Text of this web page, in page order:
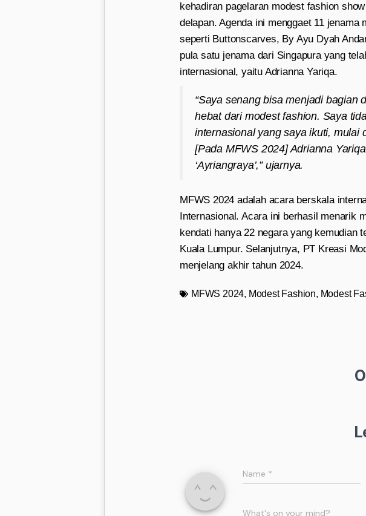
kehadiran pagelaran modest fashion
delapan. Agenda ini menggaet 11
seperti Buttonscarves, By Ayu Dyah
pula satu jenama dari Singapura yang
internasional, yaitu Adrianna Yariqa.
“Saya senang bisa menjadi bagian
hebat dari modest fashion. Saya
internasional yang saya ikuti, mulai
[Pada MFWS 2024] Adrianna
‘Ayriangraya’,” ujarnya.
MFWS 2024 adalah acara berskala
Internasional. Acara ini berhasil menarik
kendati hanya 22 negara yang kemudian
Kuala Lumpur. Selanjutnya, PT Kreasi
menjelang akhir tahun 2024.
MFWS 2024, Modest Fashion, Modest
Name *
What's on your mind?